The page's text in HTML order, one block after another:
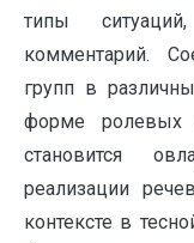
типы
комментарий.
групп в
форме ролевых
становится
реализации
контексте в